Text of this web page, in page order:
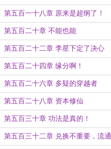
第五百一十八章 原来是超纲了！
第五百二十章 不能也能
第五百二十二章 李星下定了决心
第五百二十四章 缘分啊！
第五百二十六章 多疑的穿越者
第五百二十八章 资本修仙
第五百三十章 功法是真的！
第五百三十二章 兑换不重要，流通